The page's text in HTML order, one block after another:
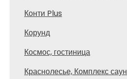
Конти Plus
Корунд
Космос, гостиница
Краснолесье, Комплекс саун